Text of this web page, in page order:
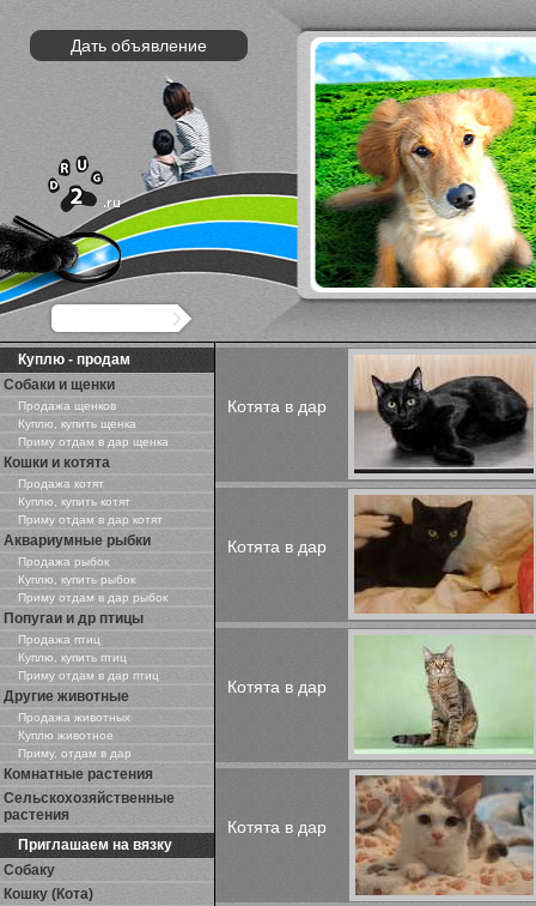
Дать объявление
Котята в дар
Котята в дар
Котята в дар
Котята в дар
Куплю - продам
Собаки и щенки
Продажа щенков
Куплю, купить щенка
Приму отдам в дар щенка
Кошки и котята
Продажа котят
Куплю, купить котят
Приму отдам в дар котят
Аквариумные рыбки
Продажа рыбок
Куплю, купить рыбок
Приму отдам в дар рыбок
Попугаи и др птицы
Продажа птиц
Куплю, купить птиц
Приму отдам в дар птиц
Другие животные
Продажа животных
Куплю животное
Приму, отдам в дар
Комнатные растения
Сельскохозяйственные
растения
Приглашаем на вязку
Собаку
Кошку (Кота)